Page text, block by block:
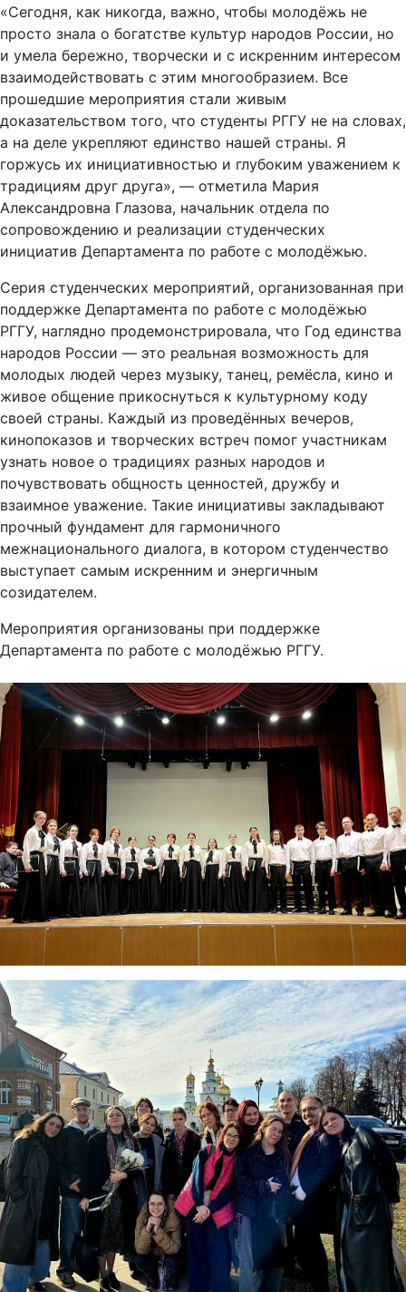
«Сегодня, как никогда, важно, чтобы молодёжь не
просто знала о богатстве культур народов России, но
и умела бережно, творчески и с искренним интересом
взаимодействовать с этим многообразием. Все
прошедшие мероприятия стали живым
доказательством того, что студенты РГГУ не на словах,
а на деле укрепляют единство нашей страны. Я
горжусь их инициативностью и глубоким уважением к
традициям друг друга», — отметила Мария
Александровна Глазова, начальник отдела по
сопровождению и реализации студенческих
инициатив Департамента по работе с молодёжью.
Серия студенческих мероприятий, организованная при
поддержке Департамента по работе с молодёжью
РГГУ, наглядно продемонстрировала, что Год единства
народов России — это реальная возможность для
молодых людей через музыку, танец, ремёсла, кино и
живое общение прикоснуться к культурному коду
своей страны. Каждый из проведённых вечеров,
кинопоказов и творческих встреч помог участникам
узнать новое о традициях разных народов и
почувствовать общность ценностей, дружбу и
взаимное уважение. Такие инициативы закладывают
прочный фундамент для гармоничного
межнационального диалога, в котором студенчество
выступает самым искренним и энергичным
созидателем.
Мероприятия организованы при поддержке
Департамента по работе с молодёжью РГГУ.